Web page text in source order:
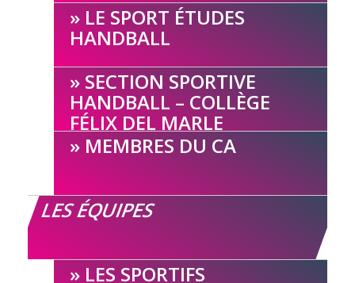
LE SPORT ÉTUDES
HANDBALL
SECTION SPORTIVE
HANDBALL – COLLÈGE
FÉLIX DEL MARLE
MEMBRES DU CA
LES ÉQUIPES
LES SPORTIFS